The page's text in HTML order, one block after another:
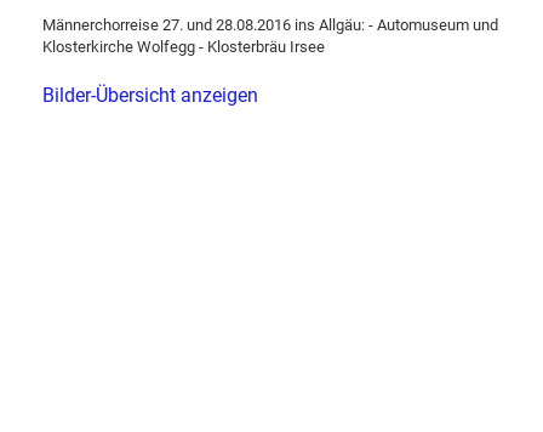
Männerchorreise 27. und 28.08.2016 ins Allgäu: - Automuseum und
Klosterkirche Wolfegg - Klosterbräu Irsee
Bilder-Übersicht anzeigen